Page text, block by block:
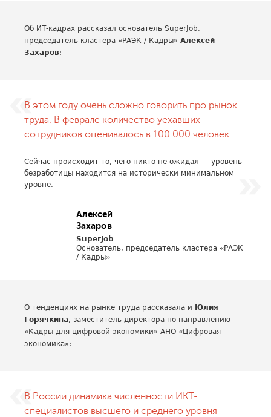
Об ИТ-кадрах рассказал основатель SuperJob,
председатель кластера «РАЭК / Кадры» Алексей
Захаров:
В этом году очень сложно говорить про рынок
труда. В феврале количество уехавших
сотрудников оценивалось в 100 000 человек.
Сейчас происходит то, чего никто не ожидал — уровень
безработицы находится на исторически минимальном
уровне.
Алексей
Захаров
SuperJob
Основатель, председатель кластера «РАЭК
/ Кадры»
О тенденциях на рынке труда рассказала и Юлия
Горячкина, заместитель директора по направлению
«Кадры для цифровой экономики» АНО «Цифровая
экономика»:
В России динамика численности ИКТ-
специалистов высшего и среднего уровня